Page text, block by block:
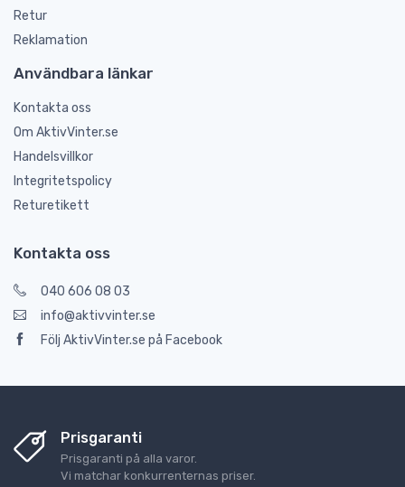
Retur
Reklamation
Användbara länkar
Kontakta oss
Om AktivVinter.se
Handelsvillkor
Integritetspolicy
Returetikett
Kontakta oss
040 606 08 03
info@aktivvinter.se
Följ AktivVinter.se på Facebook
Prisgaranti
Prisgaranti på alla varor.
Vi matchar konkurrenternas priser.